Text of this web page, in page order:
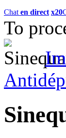
Chat en direct x20
To